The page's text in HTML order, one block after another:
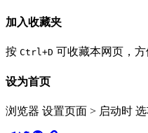
加入收藏夹
按 Ctrl+D 可收藏本网页，方
设为首页
浏览器 设置页面 > 启动时